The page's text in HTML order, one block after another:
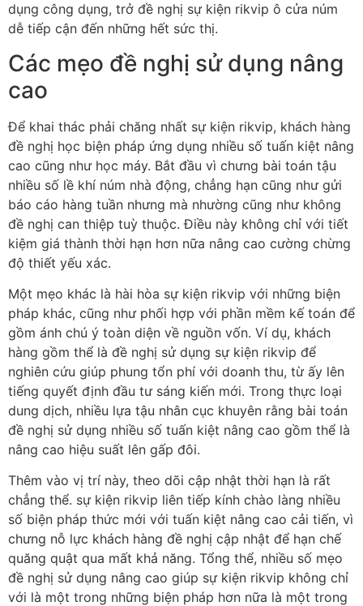
dụng công dụng, trở đề nghị sự kiện rikvip ô cửa núm
dễ tiếp cận đến những hết sức thị.
Các mẹo đề nghị sử dụng nâng
cao
Để khai thác phải chăng nhất sự kiện rikvip, khách hàng
đề nghị học biện pháp ứng dụng nhiều số tuấn kiệt nâng
cao cũng như học máy. Bắt đầu vì chưng bài toán tậu
nhiều số lề khí núm nhà động, chẳng hạn cũng như gửi
báo cáo hàng tuần nhưng mà nhường cũng như không
đề nghị can thiệp tuỳ thuộc. Điều này không chỉ với tiết
kiệm giá thành thời hạn hơn nữa nâng cao cường chừng
độ thiết yếu xác.
Một mẹo khác là hài hòa sự kiện rikvip với những biện
pháp khác, cũng như phối hợp với phần mềm kế toán để
gồm ánh chú ý toàn diện về nguồn vốn. Ví dụ, khách
hàng gồm thể là đề nghị sử dụng sự kiện rikvip để
nghiên cứu giúp phung tổn phí với doanh thu, từ ấy lên
tiếng quyết định đầu tư sáng kiến mới. Trong thực loại
dung dịch, nhiều lựa tậu nhân cục khuyên rằng bài toán
đề nghị sử dụng nhiều số tuấn kiệt nâng cao gồm thể là
nâng cao hiệu suất lên gấp đôi.
Thêm vào vị trí này, theo dõi cập nhật thời hạn là rất
chẳng thể. sự kiện rikvip liên tiếp kính chào làng nhiều
số biện pháp thức mới với tuấn kiệt nâng cao cải tiến, vì
chưng nỗ lực khách hàng đề nghị cập nhật để hạn chế
quăng quật qua mất khả năng. Tổng thể, nhiều số mẹo
đề nghị sử dụng nâng cao giúp sự kiện rikvip không chỉ
với là một trong những biện pháp hơn nữa là một trong